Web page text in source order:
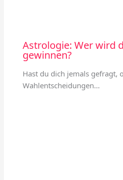
Astrologie: Wer wird
gewinnen?
Hast du dich jemals gefragt,
Wahlentscheidungen…